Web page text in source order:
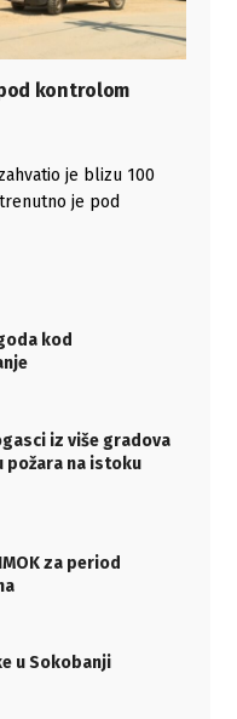
kontrolom
je blizu 100
je pod
kod
iz više gradova
požara na istoku
za period
u Sokobanji